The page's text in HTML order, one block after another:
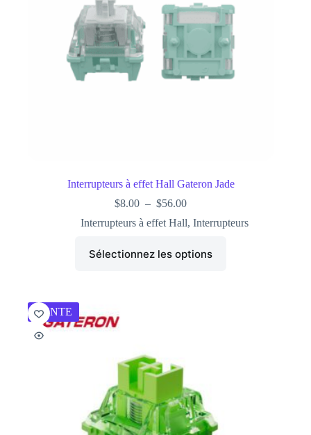
Interrupteurs à effet Hall Gateron Jade
$8.00 – $56.00
Interrupteurs à effet Hall,Interrupteurs
Sélectionnez les options
VENTE